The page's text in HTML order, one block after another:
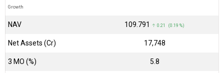
Growth
NAV ₹109.791 ↑ 0.21 (0.19 %)
Net Assets (Cr) ₹17,748
3 MO (%) 5.8